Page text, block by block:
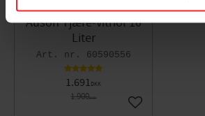
Auson Tjære-vitriol 10
Liter
60590556
1.691DKK
1.900DKK
Gem som favorit